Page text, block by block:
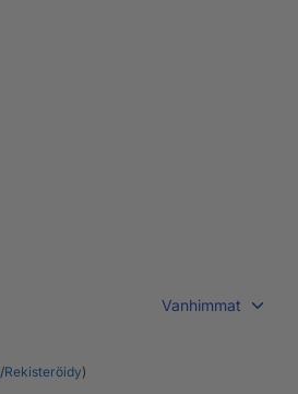
Vanhimmat
/Rekisteröidy)